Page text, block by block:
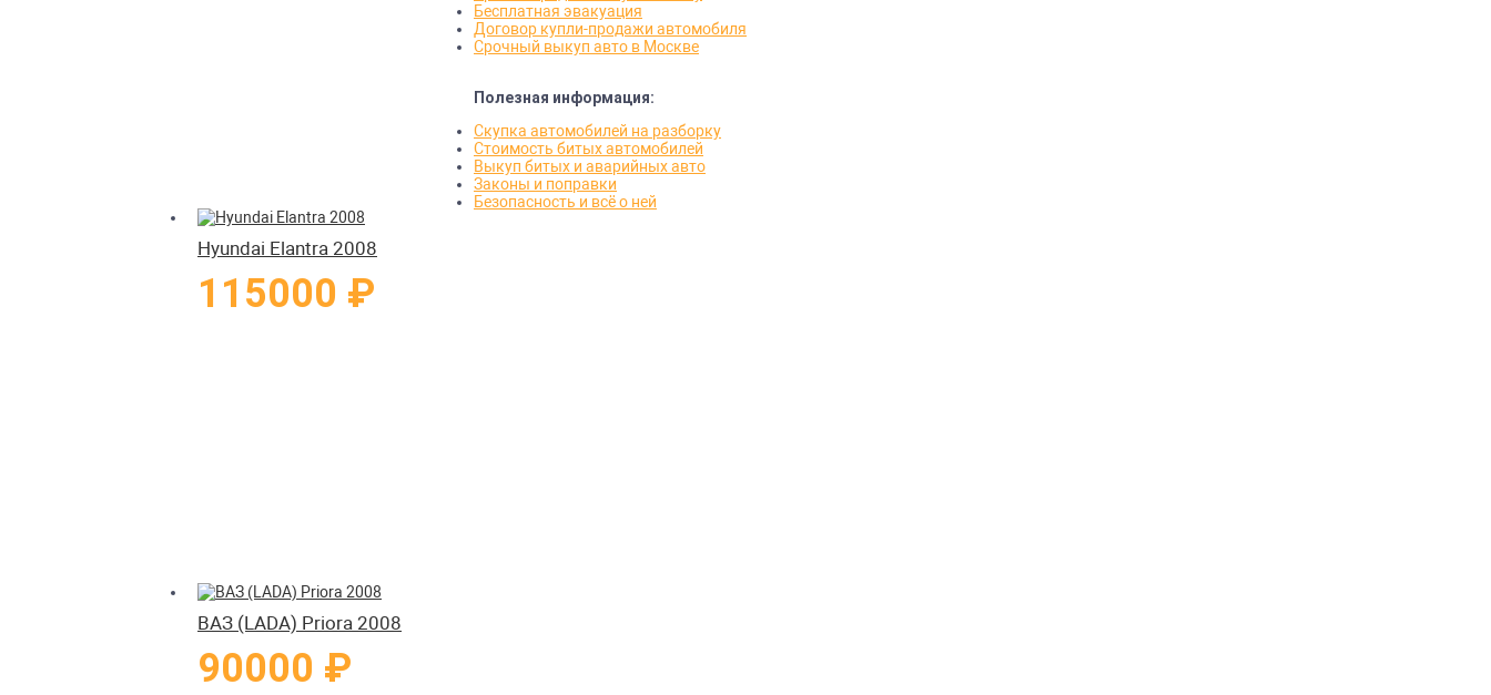
Hyundai Elantra 2008
115000 ₽
ВАЗ (LADA) Priora 2008
90000 ₽
Бесплатная эвакуация
Договор купли-продажи автомобиля
Срочный выкуп авто в Москве
Полезная информация:
Скупка автомобилей на разборку
Стоимость битых автомобилей
Выкуп битых и аварийных авто
Законы и поправки
Безопасность и всё о ней